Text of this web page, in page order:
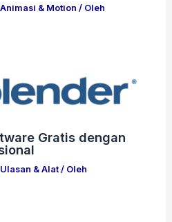
Animasi & Motion / Oleh
Gratis dengan
Ulasan & Alat/ Oleh